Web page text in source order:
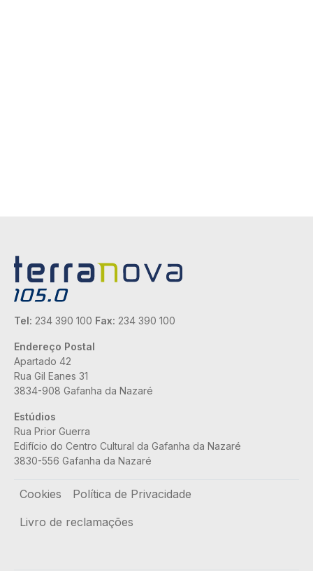
Tel: 234 390 100 Fax: 234 390 100
Endereço Postal
Apartado 42
Rua Gil Eanes 31
3834-908 Gafanha da Nazaré
Estúdios
Rua Prior Guerra
Edifício do Centro Cultural da Gafanha da Nazaré
3830-556 Gafanha da Nazaré
Rodapé
Cookies
Política de Privacidade
Livro de reclamações